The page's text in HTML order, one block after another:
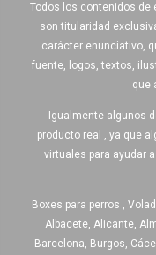
Todos los contenidos de
son titularidad
carácter enunciativo,
fuente, logos, textos,
que
Igualmente algunos
producto real , ya que
virtuales para ayudar
Boxes para perros ,
Albacete, Alicante,
Barcelona, Burgos,